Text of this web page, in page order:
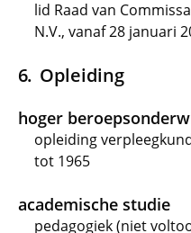
lid Raad van
N.V., vanaf 28 januari
Opleiding
hoger
opleiding
tot 1965
academische studie
pedagogiek (niet